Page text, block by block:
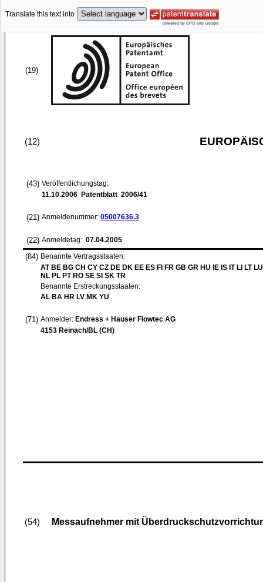
Translate this text into
(19)
(12)
(43) Veröffentlichungstag:
11.10.2006 Patentblatt 2006/41
(21) Anmeldenummer: 05007636.3
(22) Anmeldetag: 07.04.2005
(84) Benannte Vertragsstaaten:
AT BE BG CH CY CZ DE DK EE ES FI FR GB GR HU IE IS IT LI LT
NL PL PT RO SE SI SK TR
Benannte Erstreckungsstaaten:
AL BA HR LV MK YU
(71) Anmelder: Endress + Hauser Flowtec AG
4153 Reinach/BL (CH)
(54) Messaufnehmer mit